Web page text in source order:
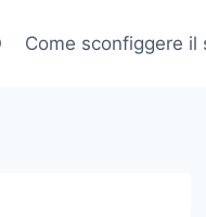
Come sconfiggere il